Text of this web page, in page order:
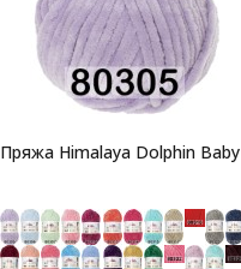
Пряжа Himalaya Dolphin Baby